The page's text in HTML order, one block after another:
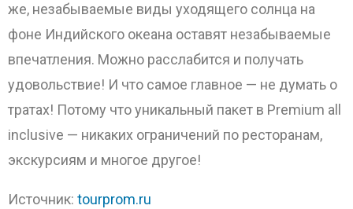
же, незабываемые виды уходящего солнца на
фоне Индийского океана оставят незабываемые
впечатления. Можно расслабится и получать
удовольствие! И что самое главное — не думать о
тратах! Потому что уникальный пакет в Premium all
inclusive — никаких ограничений по ресторанам,
экскурсиям и многое другое!
Источник: tourprom.ru